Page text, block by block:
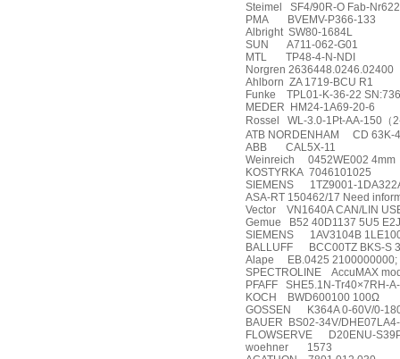
Steimel
SF4/90R-O Fab-
PMA
BVEMV-P366-133
Albright SW80-1684L
SUN
A711-062-G01
MTL
TP48-4-N-NDI
Norgren 2636448.0246.02400
Ahlborn ZA 1719-BCU R1
Funke
TPL01-K-36-22
MEDER
HM24-1A69-20-6
Rossel
WL-3.0-1Pt-AA-150 （
ATB NORDENHAM
CD 63K-
ABB
CAL5X-11
Weinreich
0452WE002 4mm
KOSTYRKA 7046101025
SIEMENS
1TZ9001-
ASA-RT 150462/17 Need
Vector
VN1640A CAN/LIN
Gemue
B52 40D1137 5U5
SIEMENS
1AV3104B
BALLUFF
BCC00TZ BKS-S
Alape
EB.0425 2100000000;
SPECTROLINE
AccuMAX
PFAFF
SHE5.1N-Tr40×7RH-
KOCH
BWD600100 100Ω
GOSSEN
K364A 0-60V/0-
BAUER
BS02-34V/
FLOWSERVE
D20ENU-
woehner
1573